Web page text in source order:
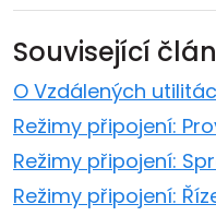
Související
O Vzdálených
Režimy připojení:
Režimy připojení:
Režimy připojení: